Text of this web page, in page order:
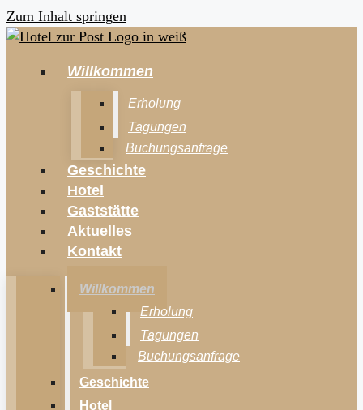
Zum Inhalt springen
Willkommen
Erholung
Tagungen
Buchungsanfrage
Geschichte
Hotel
Gaststätte
Aktuelles
Kontakt
Willkommen
Erholung
Tagungen
Buchungsanfrage
Geschichte
Hotel